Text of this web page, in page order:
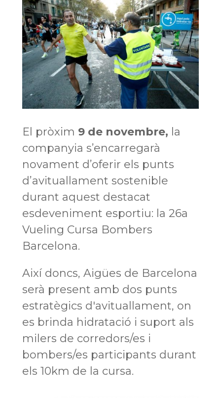
El pròxim 9 de novembre, la
companyia s’encarregarà
novament d’oferir els punts
d’avituallament sostenible
durant aquest destacat
esdeveniment esportiu: la 26a
Vueling Cursa Bombers
Barcelona.
Així doncs, Aigües de Barcelona
serà present amb dos punts
estratègics d'avituallament, on
es brinda hidratació i suport als
milers de corredors/es i
bombers/es participants durant
els 10km de la cursa.